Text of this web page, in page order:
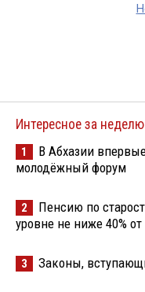
Интересное за неделю
1
В Абхазии
молодёжный форум
2
Пенсию по
уровне не ниже 40% от
3 Законы,